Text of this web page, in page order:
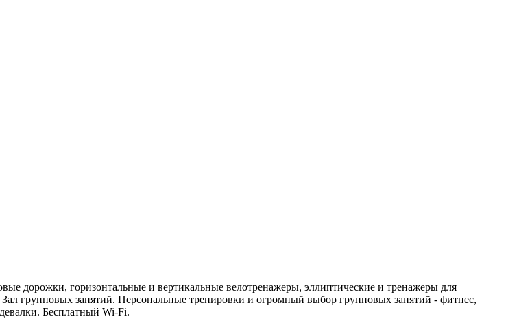
дорожки, горизонтальные и вертикальные велотренажеры, эллиптические и тренажеры для
групповых занятий. Персональные тренировки и огромный выбор групповых занятий - фитнес,
Бесплатный Wi-Fi.